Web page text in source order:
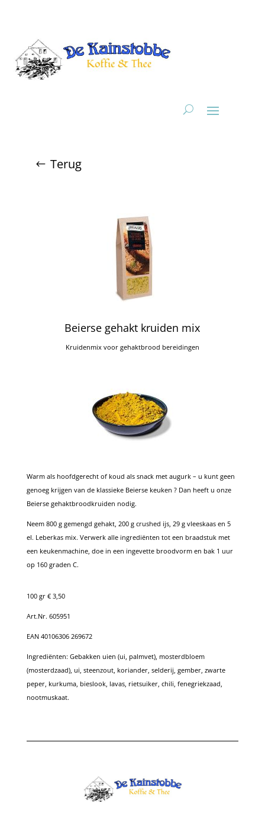
Terug
Beierse gehakt kruiden mix
Kruidenmix voor gehaktbrood bereidingen
Warm als hoofdgerecht of koud als snack met augurk – u kunt geen
genoeg krijgen van de klassieke Beierse keuken ? Dan heeft u onze
Beierse gehaktbroodkruiden nodig.
Neem 800 g gemengd gehakt, 200 g crushed ijs, 29 g vleeskaas en 5
el. Leberkas mix. Verwerk alle ingrediënten tot een braadstuk met
een keukenmachine, doe in een ingevette broodvorm en bak 1 uur
op 160 graden C.
100 gr € 3,50
Art.Nr. 605951
EAN 40106306 269672
Ingrediënten: Gebakken uien (ui, palmvet), mosterdbloem
(mosterdzaad), ui, steenzout, koriander, selderij, gember, zwarte
peper, kurkuma, bieslook, lavas, rietsuiker, chili, fenegriekzaad,
nootmuskaat.